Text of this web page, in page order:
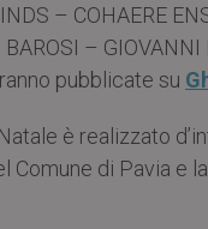
– COHAERE
BAROSI –
pubblicate su
è realizzato
Comune di Pavia e